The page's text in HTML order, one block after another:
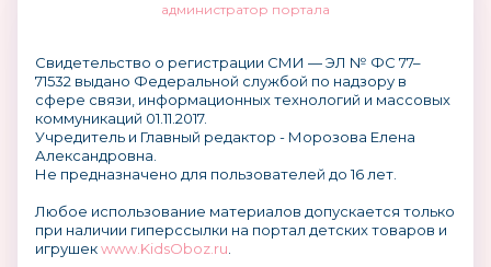
администратор портала
Свидетельство о регистрации СМИ — ЭЛ № ФС 77–
71532 выдано Федеральной службой по надзору в
сфере связи, информационных технологий и массовых
коммуникаций 01.11.2017.
Учредитель и Главный редактор - Морозова Елена
Александровна.
Не предназначено для пользователей до 16 лет.
Любое использование материалов допускается только
при наличии гиперссылки на портал детских товаров и
игрушекwww.KidsOboz.ru